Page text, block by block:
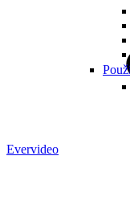
Evervideo